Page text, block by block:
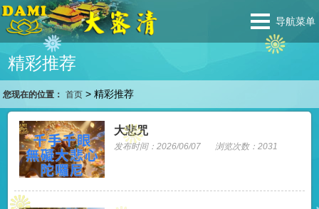
导航菜单
精彩推荐
您现在的位置： 首页 >精彩推荐
大悲咒
发布时间：2026/06/07 浏览次数：2031